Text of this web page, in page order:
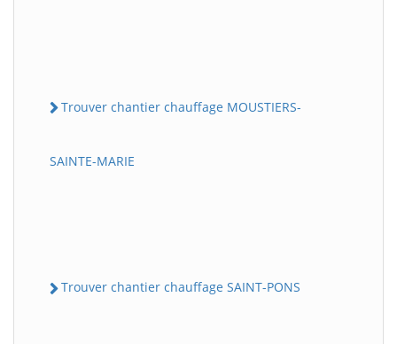
Trouver chantier chauffage MOUSTIERS-
SAINTE-MARIE
Trouver chantier chauffage SAINT-PONS